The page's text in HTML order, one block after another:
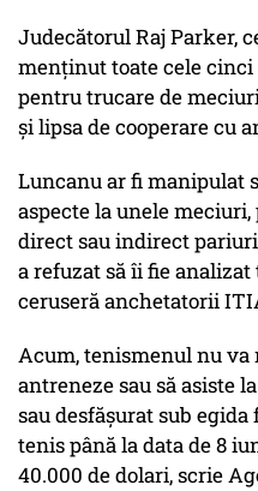
Judecătorul Raj Parker,
menţinut toate cele
pentru trucare de
şi lipsa de cooperare cu
Luncanu ar fi manipulat
aspecte la unele
direct sau indirect
a refuzat să îi fie
ceruseră anchetatorii
Acum, tenismenul nu va
antreneze sau să asiste
sau desfăşurat sub
tenis până la data de 8
40.000 de dolari, scrie